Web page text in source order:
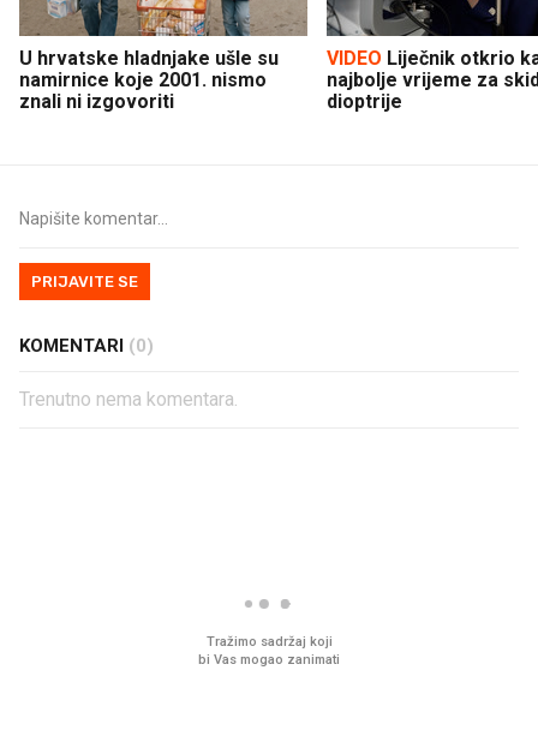
U hrvatske hladnjake ušle su
namirnice koje 2001. nismo
znali ni izgovoriti
VIDEO
najbolje vrijeme za
dioptrije
PRIJAVITE SE
KOMENTARI (0)
Trenutno nema komentara.